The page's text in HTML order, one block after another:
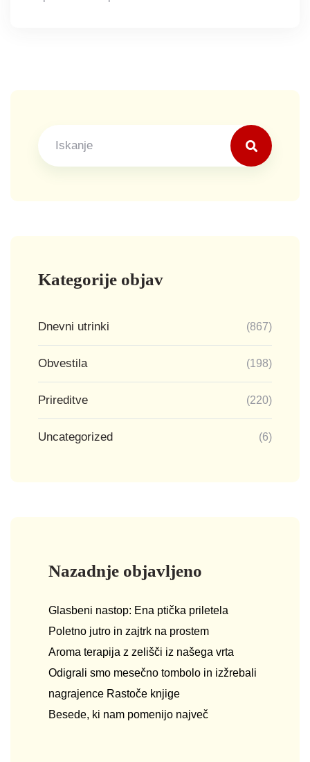
Kategorije objav
Dnevni utrinki (867)
Obvestila (198)
Prireditve (220)
Uncategorized (6)
Nazadnje objavljeno
Glasbeni nastop: Ena ptička priletela
Poletno jutro in zajtrk na prostem
Aroma terapija z zelišči iz našega vrta
Odigrali smo mesečno tombolo in izžrebali
nagrajence Rastoče knjige
Besede, ki nam pomenijo največ